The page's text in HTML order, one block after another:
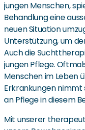
jungen Menschen,
Behandlung eine
neuen Situation
Unterstützung, um
Auch die
jungen Pflege.
Menschen im Leben
Erkrankungen
an Pflege in diesem
Mit unserer